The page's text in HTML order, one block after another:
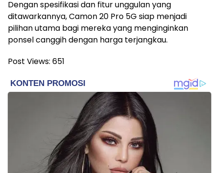
Dengan spesifikasi dan fitur unggulan yang
ditawarkannya, Camon 20 Pro 5G siap menjadi
pilihan utama bagi mereka yang menginginkan
ponsel canggih dengan harga terjangkau.
Post Views: 651